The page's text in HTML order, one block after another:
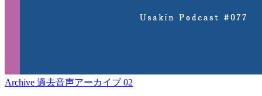
Archive 過去音声アーカイブ 02